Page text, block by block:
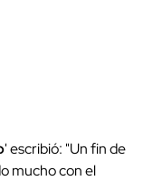
' escribió: "Un fin de
mucho con el